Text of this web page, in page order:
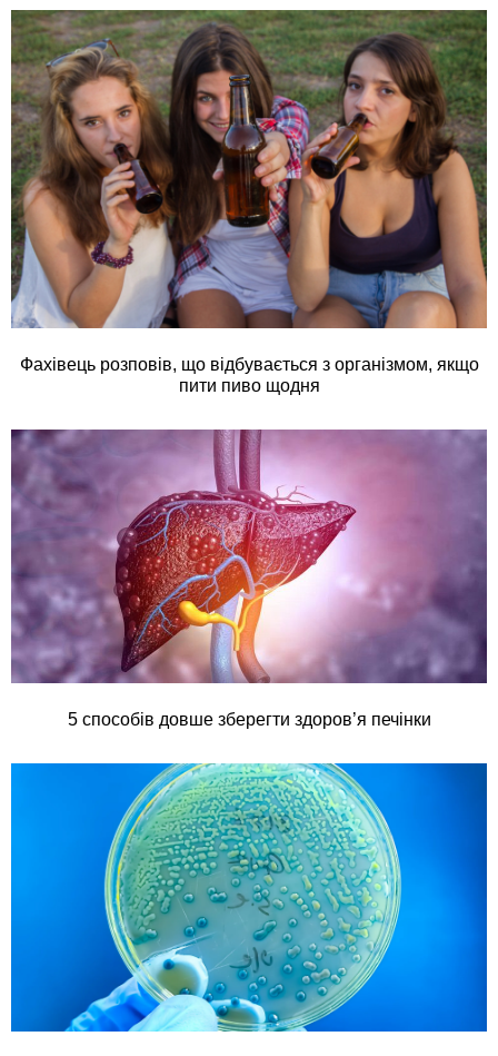
Фахівець розповів, що відбувається з організмом, якщо
пити пиво щодня
5 способів довше зберегти здоров’я печінки